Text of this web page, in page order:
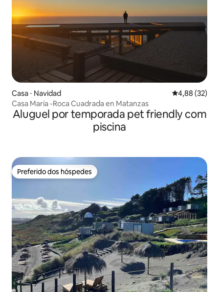
Casa ⋅ Navidad 4,88 de uma
4,88 (32)
Casa María -Roca Cuadrada en Matanzas
Aluguel por temporada pet friendly com
piscina
Preferido dos hóspedes
Preferido dos hóspedes